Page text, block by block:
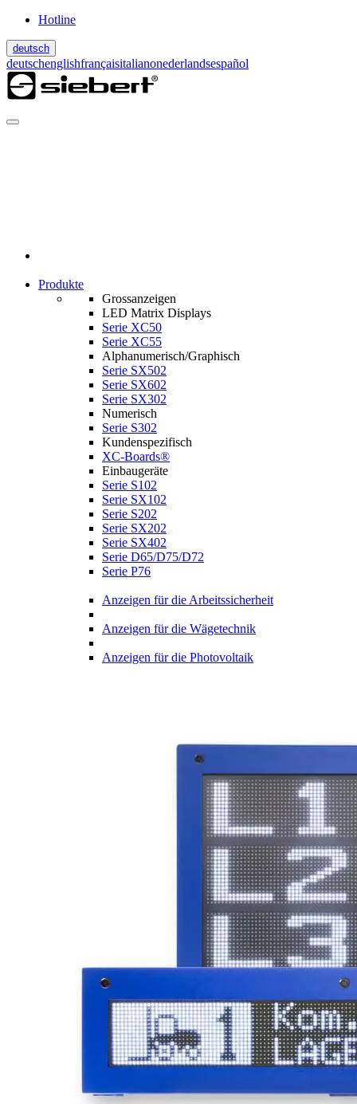
Hotline
deutsch
deutschenglishfrançaisitalianonederlandsespañol
Produkte
Grossanzeigen
LED Matrix Displays
Serie XC50
Serie XC55
Alphanumerisch/Graphisch
Serie SX502
Serie SX602
Serie SX302
Numerisch
Serie S302
Kundenspezifisch
XC-Boards®
Einbaugeräte
Serie S102
Serie SX102
Serie S202
Serie SX202
Serie SX402
Serie D65/D75/D72
Serie P76
Anzeigen für die Arbeitssicherheit
Anzeigen für die Wägetechnik
Anzeigen für die Photovoltaik